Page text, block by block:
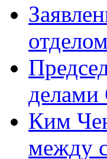
делами
Ким
между